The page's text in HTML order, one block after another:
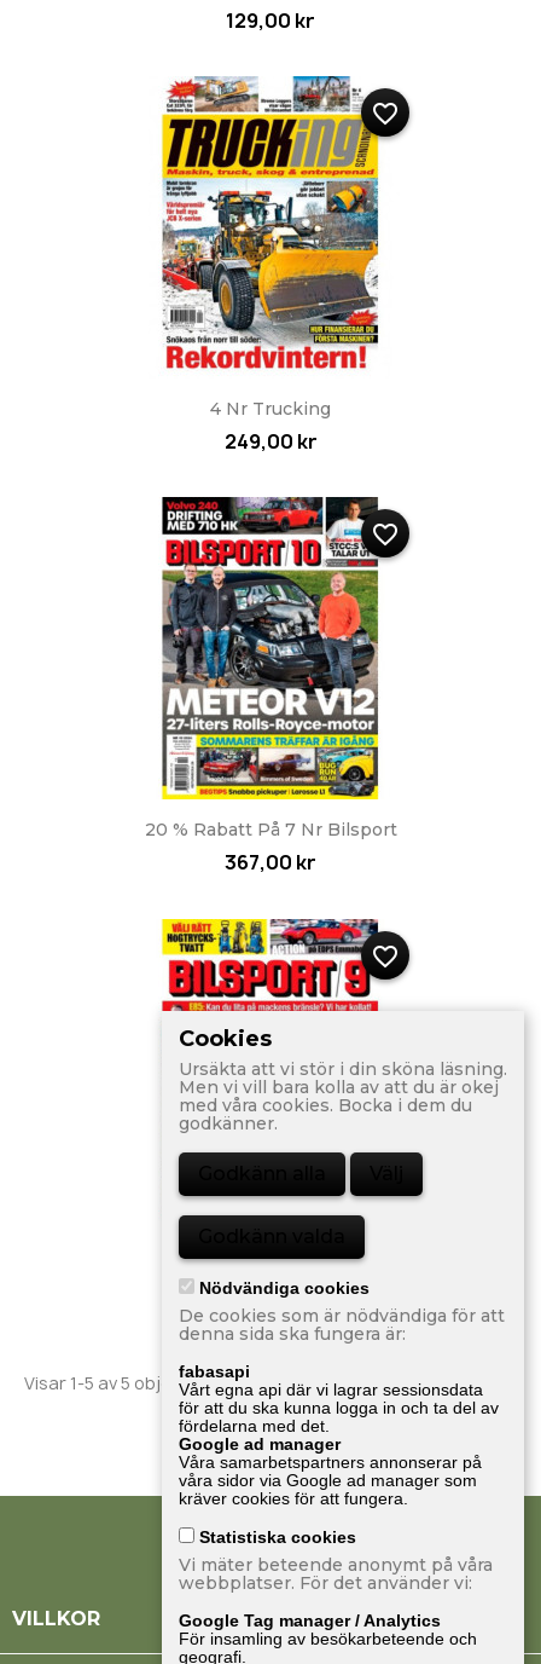
129,00 kr
4 Nr Trucking
249,00 kr
favorite_border
20 % Rabatt På 7 Nr Bilsport
367,00 kr
favorite_border
99,00 kr
favorite_border
Visar 1-5 av 5 objekt
Tillbaka till toppen 
VILLKOR
Cookies
Ursäkta att vi stör i din sköna läsning.
Men vi vill bara kolla av att du är okej
med våra cookies. Bocka i dem du
godkänner.
Godkänn alla Välj
Godkänn valda
Nödvändiga cookies
De cookies som är nödvändiga för att
denna sida ska fungera är:
fabasapi
Vårt egna api där vi lagrar sessionsdata
för att du ska kunna logga in och ta del av
fördelarna med det.
Google ad manager
Våra samarbetspartners annonserar på
våra sidor via Google ad manager som
kräver cookies för att fungera.
Statistiska cookies
Vi mäter beteende anonymt på våra
webbplatser. För det använder vi:
Google Tag manager / Analytics
För insamling av besökarbeteende och
geografi.